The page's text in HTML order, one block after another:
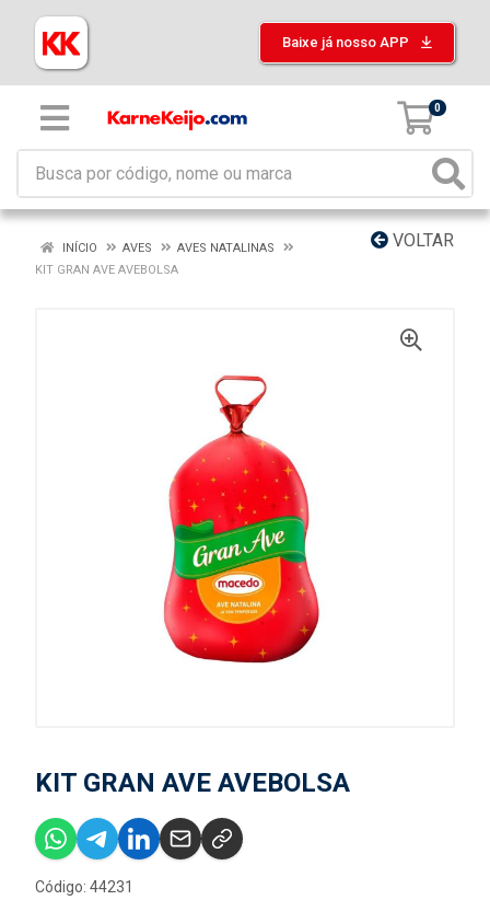
Baixe já nosso APP
0
VOLTAR
INÍCIO AVES
AVES NATALINAS
KIT GRAN AVE AVEBOLSA
KIT GRAN AVE AVEBOLSA
Código: 44231